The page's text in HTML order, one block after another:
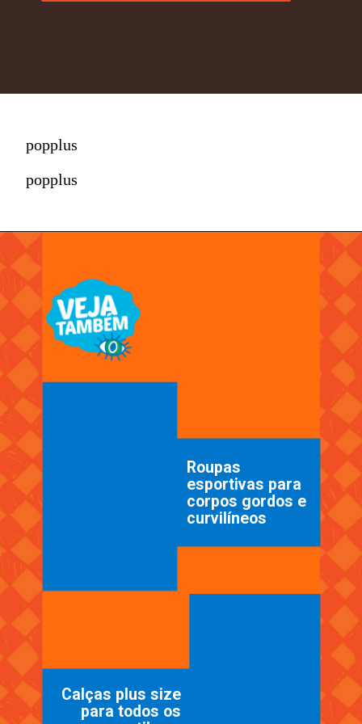
popplus
popplus
Roupas
esportivas para
corpos gordos e
curvilíneos
Calças plus size
para todos os